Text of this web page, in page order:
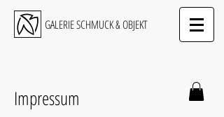
GALERIE SCHMUCK & OBJEKT
Impressum